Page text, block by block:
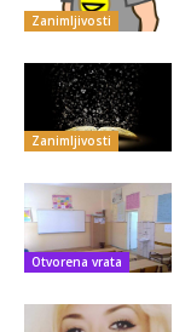
Zanimljivosti
Zanimljivosti
Otvorena vrata